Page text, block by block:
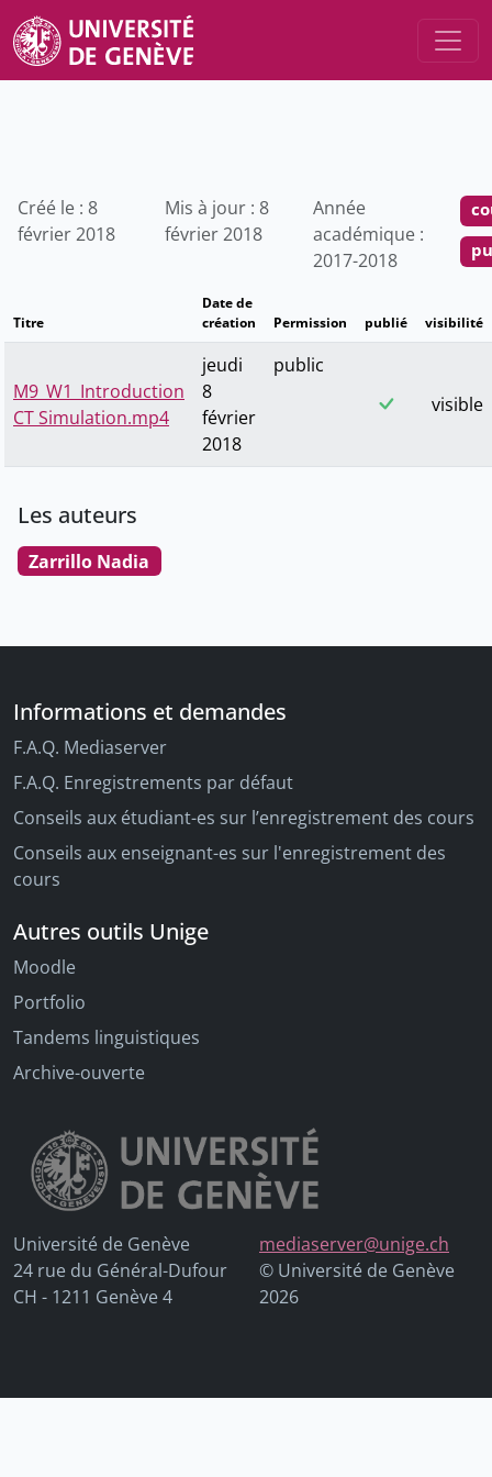
Créé le : 8
février 2018
Mis à jour : 8
février 2018
Année
académique :
2017-2018
Titre
Date de
création
Permission publié visibilité
M9_W1_Introduction
CT Simulation.mp4
jeudi
8
février
2018
public
visible
Les auteurs
Zarrillo Nadia
Informations et demandes
F.A.Q. Mediaserver
F.A.Q. Enregistrements par défaut
Conseils aux étudiant-es sur l’enregistrement des cours
Conseils aux enseignant-es sur l'enregistrement des
cours
Autres outils Unige
Moodle
Portfolio
Tandems linguistiques
Archive-ouverte
Université de Genève
24 rue du Général-Dufour
CH - 1211 Genève 4
mediaserver@unige.ch
© Université de Genève
2026